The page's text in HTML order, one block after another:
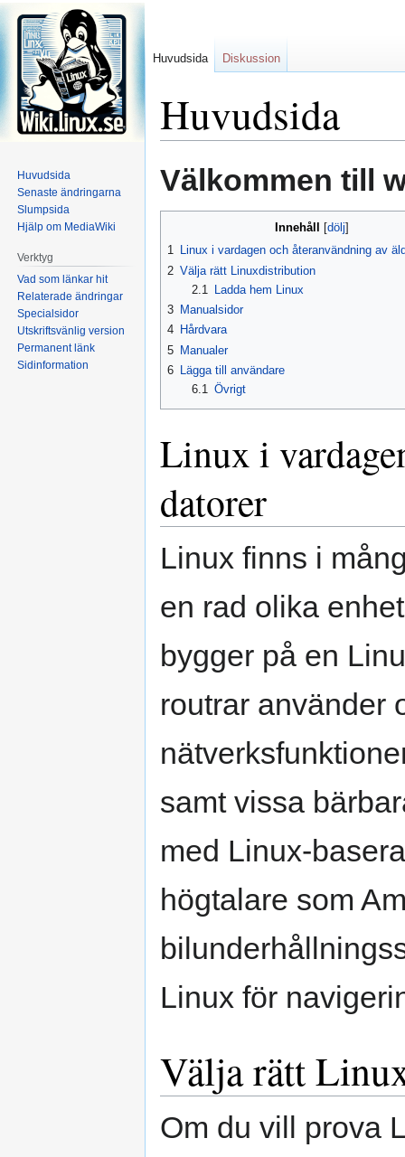
Huvudsida
Hoppa
till
Hoppa
till
Välkommen till
Innehåll
1 Linux i vardagen och återanvändning av
2 Välja rätt Linuxdistribution
2.1
Ladda hem Linux
3 Manualsidor
4 Hårdvara
5 Manualer
6 Lägga till användare
6.1 Övrigt
Linux i
datorer
Linux finns i
en rad olika
bygger på en
routrar använder
samt vissa
med Linux-
högtalare som
Linux för
Välja rätt
Om du vill prova
Huvudsida Diskussion
Huvudsida
Senaste ändringarna
Slumpsida
Hjälp om MediaWiki
Verktyg
Vad som länkar hit
Relaterade ändringar
Specialsidor
Utskriftsvänlig version
Permanent länk
Sidinformation